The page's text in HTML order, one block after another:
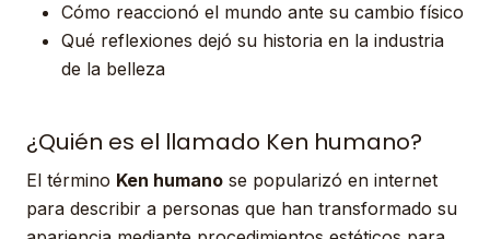
Cómo reaccionó el mundo ante su cambio físico
Qué reflexiones dejó su historia en la industria
de la belleza
¿Quién es el llamado Ken humano?
El término Ken humano se popularizó en internet
para describir a personas que han transformado su